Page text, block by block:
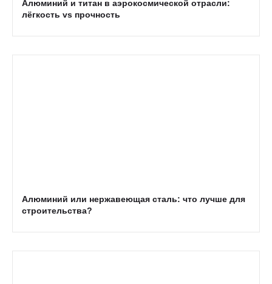
Алюминий и титан в аэрокосмической отрасли:
лёгкость vs прочность
Алюминий или нержавеющая сталь: что лучше для
строительства?